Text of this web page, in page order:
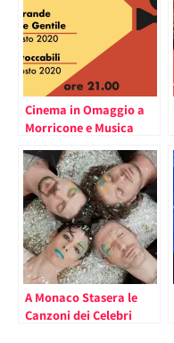
Cinema in Omaggio a
Morricone e Musica
Romano di Ventimiglia
A Monaco Stasera le
Canzoni dei Celebri